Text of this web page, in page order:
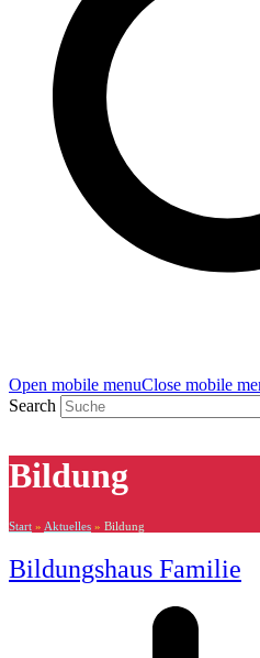
Open mobile menuClose mobile
Search
Bildung
Start » Aktuelles » Bildung
Bildungshaus Familie